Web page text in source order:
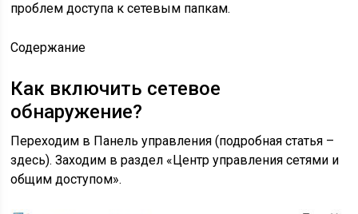
проблем доступа к сетевым папкам.
Содержание
Как включить сетевое
обнаружение?
Переходим в Панель управления (подробная статья –
здесь). Заходим в раздел «Центр управления сетями и
общим доступом».